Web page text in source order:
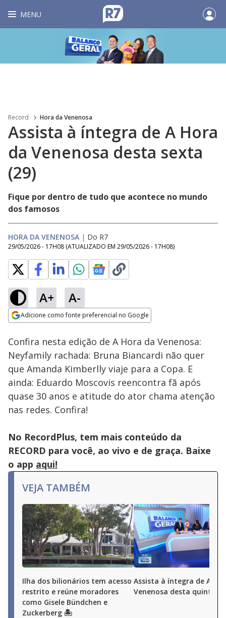
MENU
Record Hora da Venenosa
Assista à íntegra de A Hora
da Venenosa desta sexta
(29)
Fique por dentro de tudo que acontece no mundo
dos famosos
HORA DA VENENOSA | Do R7
29/05/2026 - 17H08 (ATUALIZADO EM 29/05/2026 - 17H08)
A+ A-
Adicione como fonte preferencial no Google
Ativar
Loaded:
3.80%
Confira nesta edição de A Hora da Venenosa:
Neyfamily rachada: Bruna Biancardi não quer
que Amanda Kimberlly viaje para a Copa. E
ainda: Eduardo Moscovis reencontra fã após
quase 30 anos e atitude do ator chama atenção
nas redes. Confira!
No RecordPlus, tem mais conteúdo da
RECORD para você, ao vivo e de graça. Baixe
o app aqui!
VEJA TAMBÉM
Ilha dos bilionários tem acesso
restrito e reúne moradores
como Gisele Bündchen e
Zuckerberg 🏝️
Assista à íntegra de A
Venenosa desta quinta (6)